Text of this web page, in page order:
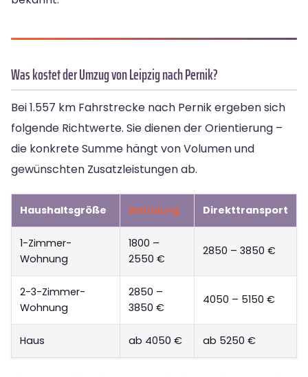
Was kostet der Umzug von Leipzig nach Pernik?
Bei 1.557 km Fahrstrecke nach Pernik ergeben sich
folgende Richtwerte. Sie dienen der Orientierung –
die konkrete Summe hängt von Volumen und
gewünschten Zusatzleistungen ab.
Haushaltsgröße Beiladung Direkttransport
1-Zimmer-
Wohnung
1800 –
2550 €
2850 – 3850 €
2-3-Zimmer-
Wohnung
2850 –
3850 €
4050 – 5150 €
Haus ab 4050 € ab 5250 €